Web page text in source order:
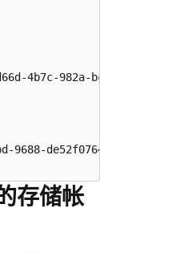
4b7c-982a-bc8d94798d61
9688-de52f07648b2
存储帐